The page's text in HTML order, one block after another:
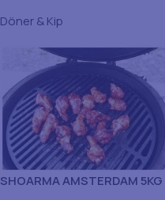
Döner & Kip
SHOARMA AMSTERDAM 5KG